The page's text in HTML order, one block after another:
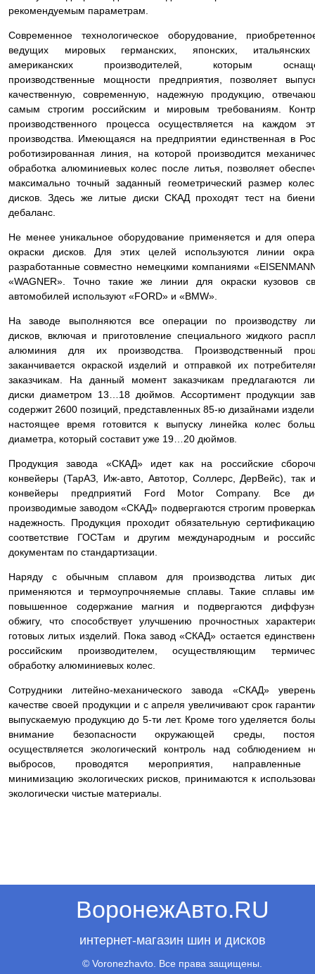
рекомендуемым параметрам.
Современное технологическое оборудование,
ведущих мировых германских, японских,
американских производителей, которым
производственные мощности предприятия, позволяет
качественную, современную, надежную продукцию,
самым строгим российским и мировым требованиям.
производственного процесса осуществляется на каждом
производства. Имеющаяся на предприятии единственная в
роботизированная линия, на которой производится
обработка алюминиевых колес после литья, позволяет
максимально точный заданный геометрический размер
дисков. Здесь же литые диски СКАД проходят тест на
дебаланс.
Не менее уникальное оборудование применяется и для
окраски дисков. Для этих целей используются линии
разработанные совместно немецкими компаниями
«WAGNER». Точно такие же линии для окраски кузовов
автомобилей используют «FORD» и «BMW».
На заводе выполняются все операции по производству
дисков, включая и приготовление специального жидкого
алюминия для их производства. Производственный
заканчивается окраской изделий и отправкой их
заказчикам. На данный момент заказчикам предлагаются
диски диаметром 13…18 дюймов. Ассортимент продукции
содержит 2600 позиций, представленных 85-ю дизайнами
настоящее время готовится к выпуску линейка колес
диаметра, который составит уже 19…20 дюймов.
Продукция завода «СКАД» идет как на российские
конвейеры (ТарАЗ, Иж-авто, Автотор, Соллерс, ДерВейс), так
конвейеры предприятий Ford Motor Company. Все
производимые заводом «СКАД» подвергаются строгим
надежность. Продукция проходит обязательную
соответствие ГОСТам и другим международным и
документам по стандартизации.
Наряду с обычным сплавом для производства литых
применяются и термоупрочняемые сплавы. Такие сплавы
повышенное содержание магния и подвергаются
обжигу, что способствует улучшению прочностных
готовых литых изделий. Пока завод «СКАД» остается
российским производителем, осуществляющим
обработку алюминиевых колес.
Сотрудники литейно-механического завода «СКАД»
качестве своей продукции и с апреля увеличивают срок
выпускаемую продукцию до 5-ти лет. Кроме того уделяется
внимание безопасности окружающей среды,
осуществляется экологический контроль над соблюдением
выбросов, проводятся мероприятия,
минимизацию экологических рисков, принимаются к
экологически чистые материалы.
ВоронежАвто.RU
интернет-магазин шин и дисков
© Voronezhavto. Все права защищены.